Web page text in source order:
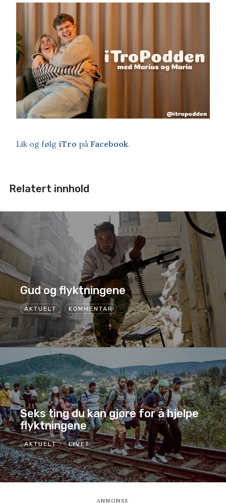
Lik og følg iTro på Facebook.
Relatert innhold
AKTUELT KOMMENTAR
Gud og flyktningene
AKTUELT LIVET
Seks ting du kan gjøre for å hjelpe
flyktningene